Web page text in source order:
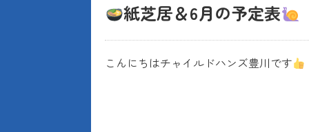
紙芝居＆6月の予定表
こんにちはチャイルドハンズ豊川です